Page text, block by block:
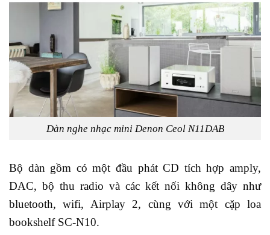
Dàn nghe nhạc mini Denon Ceol N11DAB
Bộ dàn gồm có một đầu phát CD tích hợp amply,
DAC, bộ thu radio và các kết nối không dây như
bluetooth, wifi, Airplay 2, cùng với một cặp loa
bookshelf SC-N10.